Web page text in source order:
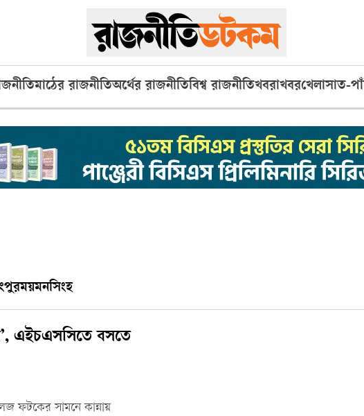
মাঠের রাজনীতিঅর্থের রাজনীতিবিশ্ব রাজনীতিখবরাখবরখেলাসাত-
ময়মনসিংহ
এইচএসসিতে বসতে
ফটকের সামনে কান্নায়